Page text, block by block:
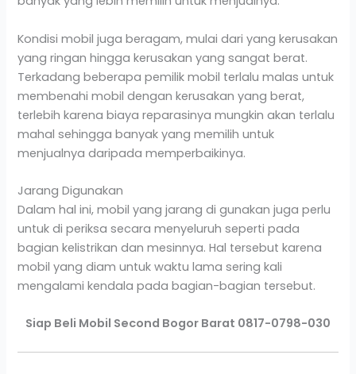
Kondisi mobil juga beragam, mulai dari yang kerusakan
yang ringan hingga kerusakan yang sangat berat.
Terkadang beberapa pemilik mobil terlalu malas untuk
membenahi mobil dengan kerusakan yang berat,
terlebih karena biaya reparasinya mungkin akan terlalu
mahal sehingga banyak yang memilih untuk
menjualnya daripada memperbaikinya.
Jarang Digunakan
Dalam hal ini, mobil yang jarang di gunakan juga perlu
untuk di periksa secara menyeluruh seperti pada
bagian kelistrikan dan mesinnya. Hal tersebut karena
mobil yang diam untuk waktu lama sering kali
mengalami kendala pada bagian-bagian tersebut.
Siap Beli Mobil Second Bogor Barat 0817-0798-030